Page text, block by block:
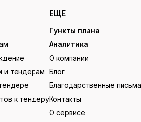
и тендерам
к тендеру
ЕЩЕ
Пункты плана
Аналитика
О компании
Блог
Благодарственные письма
Контакты
О сервисе